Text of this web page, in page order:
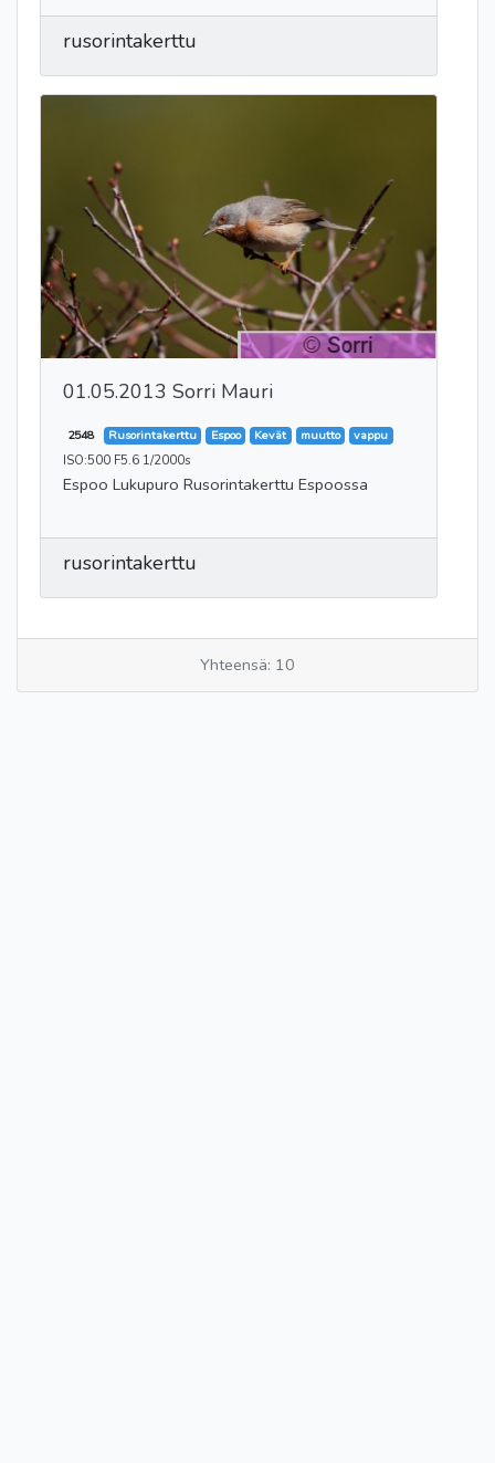
rusorintakerttu
01.05.2013 Sorri Mauri
2548 Rusorintakerttu Espoo Kevät muutto vappu
ISO:500 F5.6 1/2000s
Espoo Lukupuro Rusorintakerttu Espoossa
rusorintakerttu
Yhteensä: 10